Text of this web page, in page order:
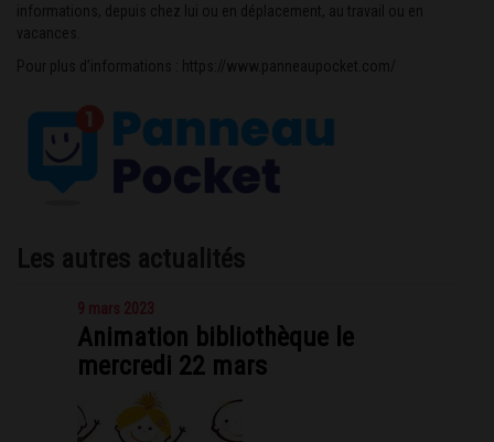
informations, depuis chez lui ou en déplacement, au travail ou en
vacances.
Pour plus d’informations :
https://www.panneaupocket.com/
Les autres actualités
9 mars 2023
Animation bibliothèque le
mercredi 22 mars